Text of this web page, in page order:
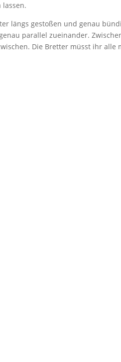
längs gestoßen und genau
parallel zueinander.
Die Bretter müsst ihr alle